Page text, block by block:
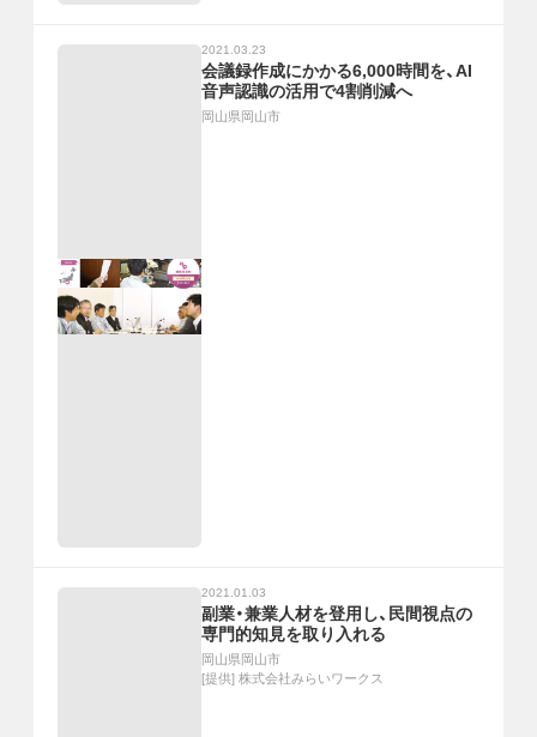
2021.03.23
会議録作成にかかる6,000時間を、AI
音声認識の活用で4割削減へ
岡山県岡山市
2021.01.03
副業・兼業人材を登用し、民間視点の
専門的知見を取り入れる
岡山県岡山市
[提供] 株式会社みらいワークス